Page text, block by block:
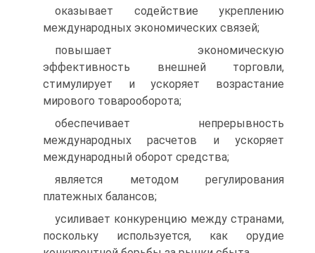
оказывает содействие укреплению
международных экономиче­ских связей;
повышает экономическую
эффективность внешней торговли,
стимулирует и ускоряет возрастание
мирового товарооборота;
обеспечивает непрерывность
международных расчетов и ускоряет
международный оборот средства;
является методом регулирования
платежных балансов;
усиливает конкуренцию между странами,
поскольку ис­пользуется, как орудие